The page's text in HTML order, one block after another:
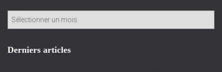
h
Derniers articles